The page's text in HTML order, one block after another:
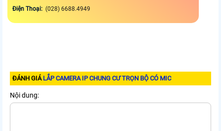
Điện Thoại: (028) 6688.4949
ĐÁNH GIÁ LẮP CAMERA IP CHUNG CƯ TRỌN BỘ CÓ MIC
Nội dung: